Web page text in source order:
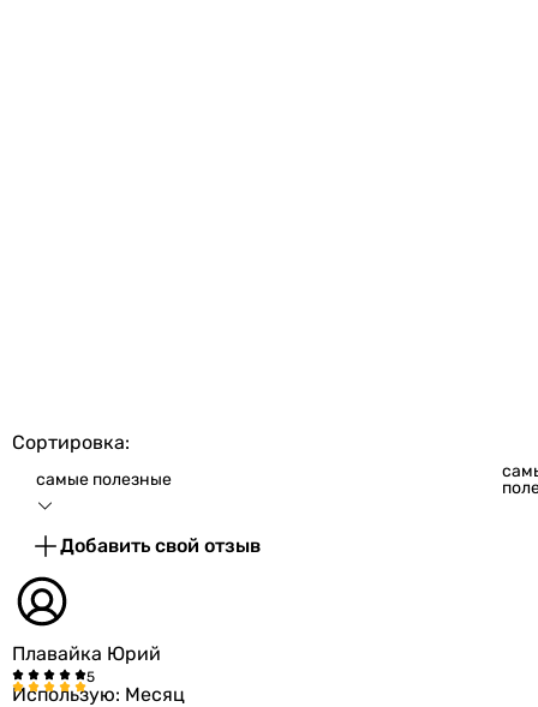
Сортировка:
самые полезные
Добавить свой отзыв
Плавайка Юрий
Использую: Месяц